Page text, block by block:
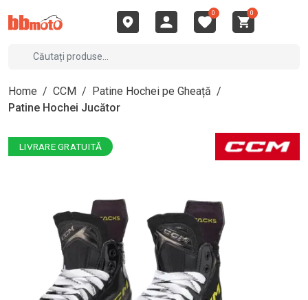
0 0
Home / CCM / Patine Hochei pe Gheață /
Patine Hochei Jucător
LIVRARE GRATUITĂ